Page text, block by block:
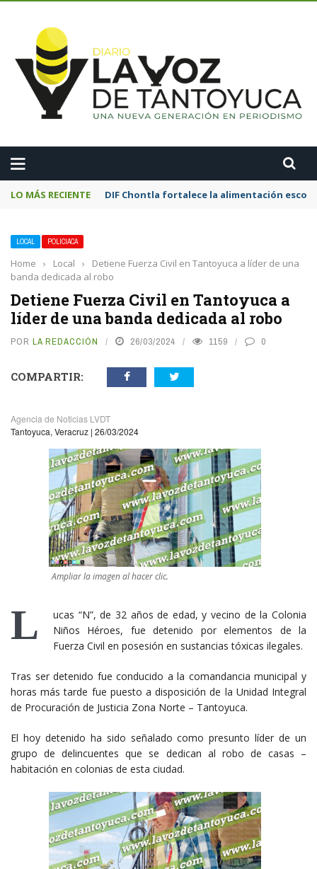
LO MÁS RECIENTE DIF Chontla fortalece la alimentación
LOCAL POLICIACA
Home › Local ›
Detiene Fuerza Civil en Tantoyuca a líder de una
banda dedicada al robo
Detiene Fuerza Civil en Tantoyuca a
líder de una banda dedicada al robo
POR LA REDACCIÓN 26/03/2024 1159 0
COMPARTIR:
Agencia de Noticias LVDT
Tantoyuca, Veracruz | 26/03/2024
Ampliar la imagen al hacer clic.
L
ucas “N”, de 32 años de edad, y vecino de la Colonia
Niños Héroes, fue detenido por elementos de la
Fuerza Civil en posesión en sustancias tóxicas ilegales.
Tras ser detenido fue conducido a la comandancia municipal y
horas más tarde fue puesto a disposición de la Unidad Integral
de Procuración de Justicia Zona Norte – Tantoyuca.
El hoy detenido ha sido señalado como presunto líder de un
grupo de delincuentes que se dedican al robo de casas –
habitación en colonias de esta ciudad.